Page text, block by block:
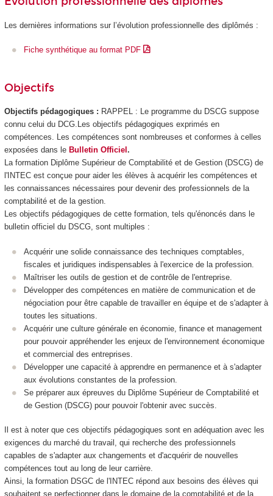
Les dernières informations sur l’évolution professionnelle des diplômés :
Fiche synthétique au format PDF
Objectifs
Objectifs pédagogiques : RAPPEL : Le programme du DSCG suppose
connu celui du DCG.Les objectifs pédagogiques exprimés en
compétences. Les compétences sont nombreuses et conformes à celles
exposées dans le Bulletin Officiel .
La formation Diplôme Supérieur de Comptabilité et de Gestion (DSCG) de
l'INTEC est conçue pour aider les élèves à acquérir les compétences et
les connaissances nécessaires pour devenir des professionnels de la
comptabilité et de la gestion.
Les objectifs pédagogiques de cette formation, tels qu'énoncés dans le
bulletin officiel du DSCG, sont multiples :
Acquérir une solide connaissance des techniques comptables,
fiscales et juridiques indispensables à l'exercice de la profession.
Maîtriser les outils de gestion et de contrôle de l'entreprise.
Développer des compétences en matière de communication et de
négociation pour être capable de travailler en équipe et de s'adapter à
toutes les situations.
Acquérir une culture générale en économie, finance et management
pour pouvoir appréhender les enjeux de l'environnement économique
et commercial des entreprises.
Développer une capacité à apprendre en permanence et à s'adapter
aux évolutions constantes de la profession.
Se préparer aux épreuves du Diplôme Supérieur de Comptabilité et
de Gestion (DSCG) pour pouvoir l'obtenir avec succès.
Il est à noter que ces objectifs pédagogiques sont en adéquation avec les
exigences du marché du travail, qui recherche des professionnels
capables de s'adapter aux changements et d'acquérir de nouvelles
compétences tout au long de leur carrière.
Ainsi, la formation DSGC de l'INTEC répond aux besoins des élèves qui
souhaitent se perfectionner dans le domaine de la comptabilité et de la